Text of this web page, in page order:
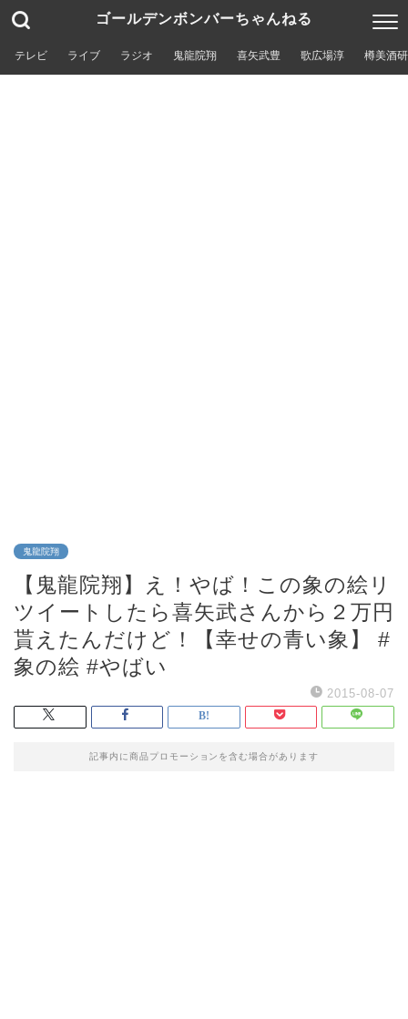
ゴールデンボンバーちゃんねる
テレビ ライブ ラジオ 鬼龍院翔 喜矢武豊 歌広場淳 樽美酒
鬼龍院翔
【鬼龍院翔】え！やば！この象の絵リ
ツイートしたら喜矢武さんから２万円
貰えたんだけど！【幸せの青い象】 #
象の絵 #やばい
2015-08-07
記事内に商品プロモーションを含む場合があります